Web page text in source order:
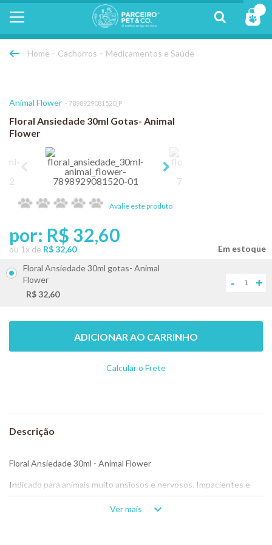
Cachorros Medicamentos e Saúde
Avalie este produto
Animal Flower 7898929081520_P
Floral Ansiedade 30ml Gotas- Animal
Flower
por: R$ 32,60
ou 1 x de R$ 32,60
Floral Ansiedade 30ml gotas- Animal
Flower
R$ 32,60
- +
ADICIONAR AO CARRINHO
Calcular o Frete
Não sei meu CEP
Floral Ansiedade 30ml - Animal Flower
Indicado para animais muito ansiosos e nervosos. Impacientes e
desatentos.
Ver mais